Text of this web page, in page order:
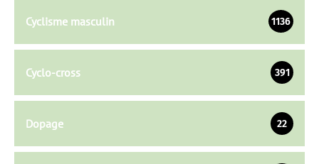
Cyclisme masculin 1136
Cyclo-cross 391
Dopage 22